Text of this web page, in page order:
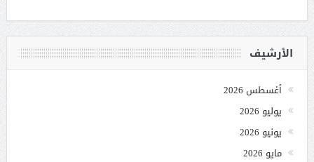
الأرشيف
أغسطس 2026
يوليو 2026
يونيو 2026
مايو 2026